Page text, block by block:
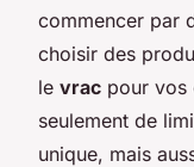
commencer par
choisir des
le vrac pour vos
seulement de
unique, mais